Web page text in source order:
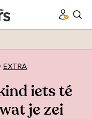
EXTRA
iets té
je zei